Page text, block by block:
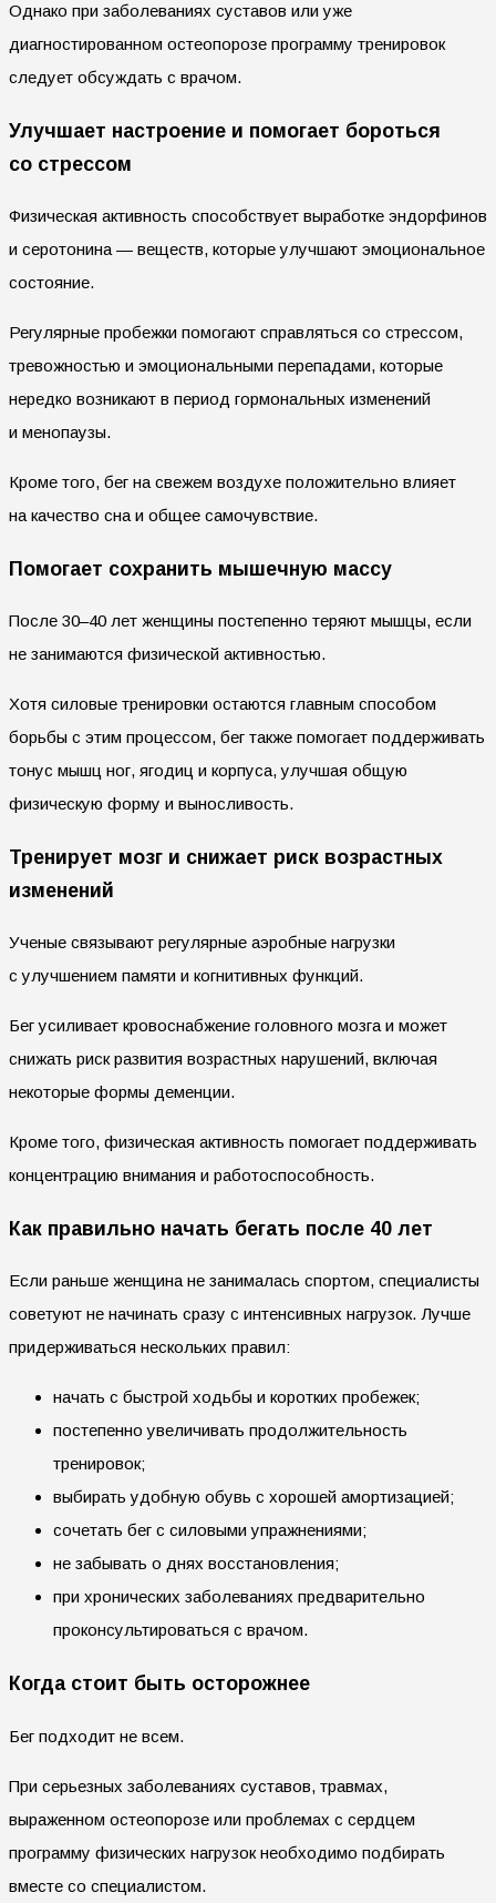
Однако при заболеваниях суставов или уже
диагностированном остеопорозе программу тренировок
следует обсуждать с врачом.
Улучшает настроение и помогает бороться
со стрессом
Физическая активность способствует выработке эндорфинов
и серотонина — веществ, которые улучшают эмоциональное
состояние.
Регулярные пробежки помогают справляться со стрессом,
тревожностью и эмоциональными перепадами, которые
нередко возникают в период гормональных изменений
и менопаузы.
Кроме того, бег на свежем воздухе положительно влияет
на качество сна и общее самочувствие.
Помогает сохранить мышечную массу
После 30–40 лет женщины постепенно теряют мышцы, если
не занимаются физической активностью.
Хотя силовые тренировки остаются главным способом
борьбы с этим процессом, бег также помогает поддерживать
тонус мышц ног, ягодиц и корпуса, улучшая общую
физическую форму и выносливость.
Тренирует мозг и снижает риск возрастных
изменений
Ученые связывают регулярные аэробные нагрузки
с улучшением памяти и когнитивных функций.
Бег усиливает кровоснабжение головного мозга и может
снижать риск развития возрастных нарушений, включая
некоторые формы деменции.
Кроме того, физическая активность помогает поддерживать
концентрацию внимания и работоспособность.
Как правильно начать бегать после 40 лет
Если раньше женщина не занималась спортом, специалисты
советуют не начинать сразу с интенсивных нагрузок. Лучше
придерживаться нескольких правил:
начать с быстрой ходьбы и коротких пробежек;
постепенно увеличивать продолжительность
тренировок;
выбирать удобную обувь с хорошей амортизацией;
сочетать бег с силовыми упражнениями;
не забывать о днях восстановления;
при хронических заболеваниях предварительно
проконсультироваться с врачом.
Когда стоит быть осторожнее
Бег подходит не всем.
При серьезных заболеваниях суставов, травмах,
выраженном остеопорозе или проблемах с сердцем
программу физических нагрузок необходимо подбирать
вместе со специалистом.